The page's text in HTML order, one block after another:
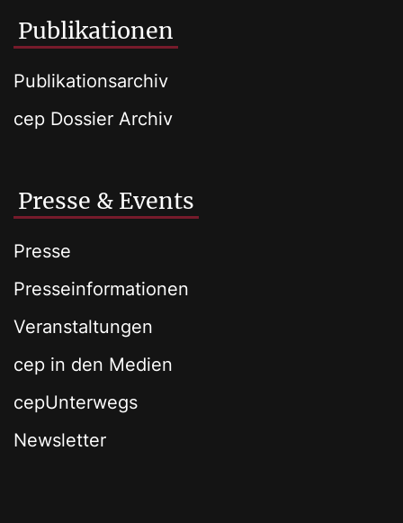
Publikationen
Publikationsarchiv
cep Dossier Archiv
Presse & Events
Presse
Presseinformationen
Veranstaltungen
cep in den Medien
cepUnterwegs
Newsletter